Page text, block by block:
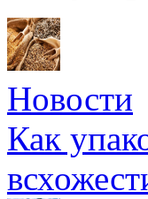
Новости
Как